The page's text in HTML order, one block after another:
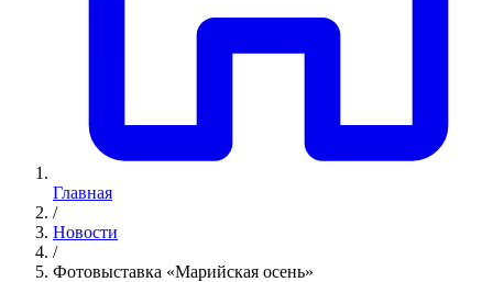
Главная
/
Новости
/
Фотовыставка «Марийская осень»